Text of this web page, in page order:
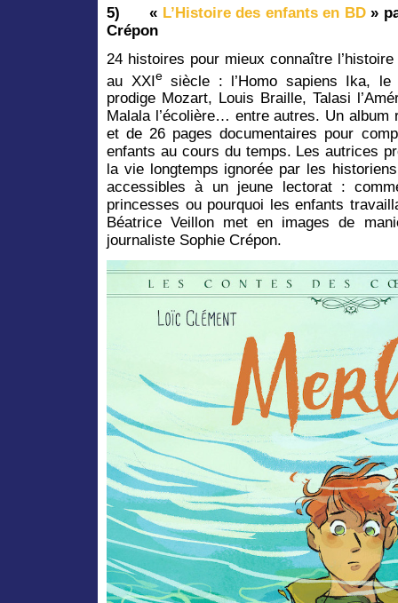
5) « L’Histoire des enfants en BD»
Crépon
24 histoires pour mieux connaître
au XXIesiècle : l’Homo sapiens Ika, le
prodige Mozart, Louis Braille, Talasi
Malala l’écolière… entre autres. Un album
et de 26 pages documentaires pour
enfants au cours du temps. Les autrices
la vie longtemps ignorée par les
accessibles à un jeune lectorat :
princesses ou pourquoi les enfants
Béatrice Veillon met en images de
journaliste Sophie Crépon.